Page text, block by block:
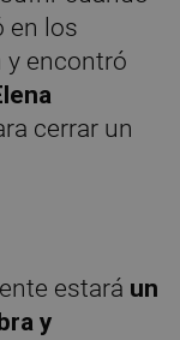
en los
encontró
cerrar un
estará un
y